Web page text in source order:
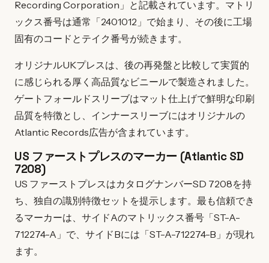
Recording Corporation」と記載されています。マトリ
ックス番号は通常「2401012」で始まり、その後に工場
固有のコードとテイク番号が続きます。
オリジナルUKプレスは、後の再発盤と比較して実質的
に感じられる厚く高品質なビニールで製造されました。
ゲートフォールドスリーブはマット仕上げで鮮明な印刷
品質を特徴とし、インナースリーブにはオリジナルの
Atlantic Records広告が含まれています。
US ファーストプレスのマーカー (Atlantic SD
7208)
US ファーストプレスはカタログナンバーSD 7208を持
ち、独自の識別特徴セットを提示します。最も信頼でき
るマーカーは、サイドAのマトリックス番号「ST-A-
712274-A」で、サイドBには「ST-A-712274-B」が現れ
ます。